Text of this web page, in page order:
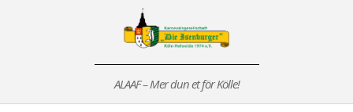
ALAAF – Mer dun et för Kölle!